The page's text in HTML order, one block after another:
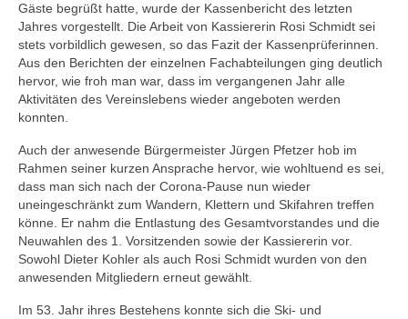
Der Verein
Gäste begrüßt hatte, wurde der Kassenbericht des letzten
Jahres vorgestellt. Die Arbeit von Kassiererin Rosi Schmidt sei
stets vorbildlich gewesen, so das Fazit der Kassenprüferinnen.
Aus den Berichten der einzelnen Fachabteilungen ging deutlich
hervor, wie froh man war, dass im vergangenen Jahr alle
Aktivitäten des Vereinslebens wieder angeboten werden
konnten.
Auch der anwesende Bürgermeister Jürgen Pfetzer hob im
Rahmen seiner kurzen Ansprache hervor, wie wohltuend es sei,
dass man sich nach der Corona-Pause nun wieder
uneingeschränkt zum Wandern, Klettern und Skifahren treffen
könne. Er nahm die Entlastung des Gesamtvorstandes und die
Neuwahlen des 1. Vorsitzenden sowie der Kassiererin vor.
Sowohl Dieter Kohler als auch Rosi Schmidt wurden von den
anwesenden Mitgliedern erneut gewählt.
Im 53. Jahr ihres Bestehens konnte sich die Ski- und